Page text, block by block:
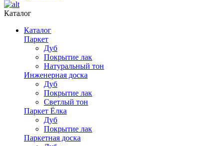
Каталог
Каталог
Паркет
Дуб
Покрытие лак
Натуральный тон
Инженерная доска
Дуб
Покрытие лак
Светлый тон
Паркет Ёлка
Дуб
Покрытие лак
Паркетная доска